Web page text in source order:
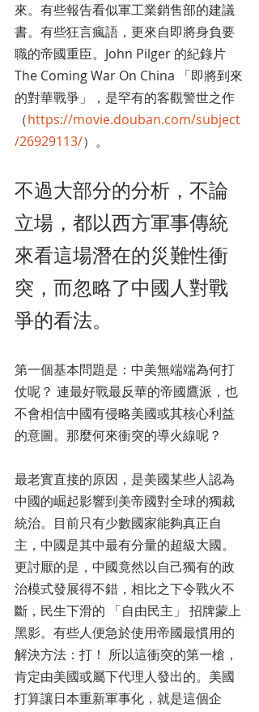
來。有些報告看似軍工業銷售部的建議
書。有些狂言瘋語，更來自即將身負要
職的帝國重臣。John Pilger 的紀錄片
The Coming War On China 「即將到來
的對華戰爭」，是罕有的客觀警世之作
（https://movie.douban.com/subject
/26929113/）。
不過大部分的分析，不論
立場，都以西方軍事傳統
來看這場潛在的災難性衝
突，而忽略了中國人對戰
爭的看法。
第一個基本問題是：中美無端端為何打
仗呢？ 連最好戰最反華的帝國鷹派，也
不會相信中國有侵略美國或其核心利益
的意圖。那麼何來衝突的導火線呢？
最老實直接的原因，是美國某些人認為
中國的崛起影響到美帝國對全球的獨裁
統治。目前只有少數國家能夠真正自
主，中國是其中最有分量的超級大國。
更討厭的是，中國竟然以自己獨有的政
治模式發展得不錯，相比之下令戰火不
斷，民生下滑的 「自由民主」 招牌蒙上
黑影。有些人便急於使用帝國最慣用的
解決方法：打！ 所以這衝突的第一槍，
肯定由美國或屬下代理人發出的。美國
打算讓日本重新軍事化，就是這個企